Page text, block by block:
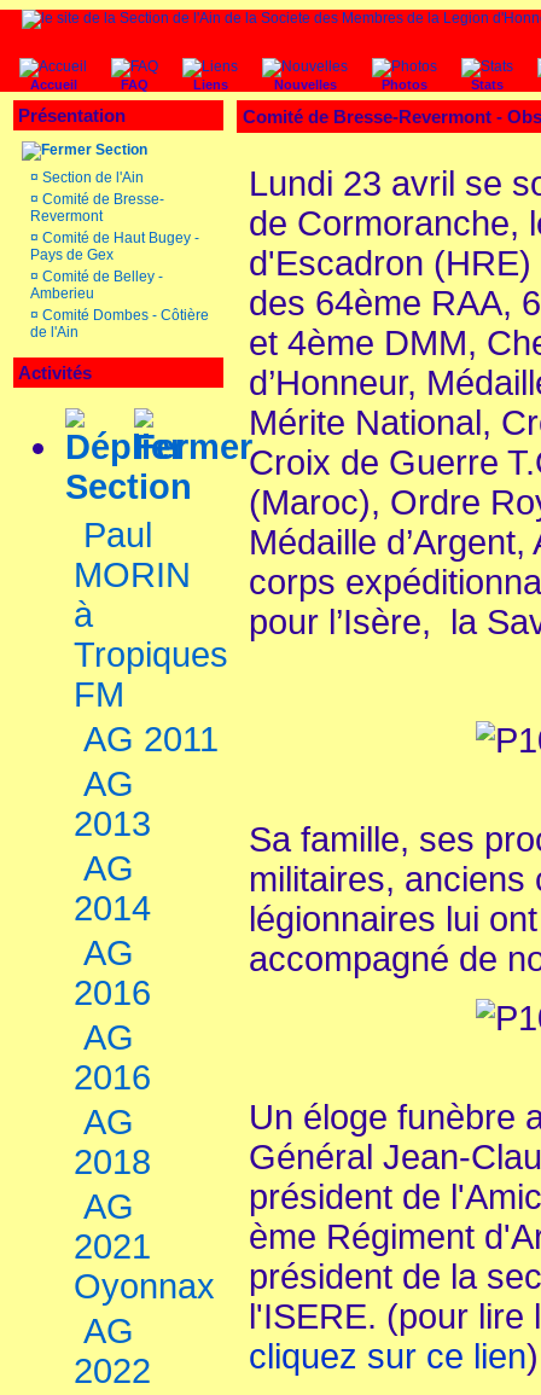
Accueil FAQ Liens Nouvelles Photos Stats
Présentation
Section
¤ Section de l'Ain
¤ Comité de Bresse-
Revermont
¤ Comité de Haut Bugey -
Pays de Gex
¤ Comité de Belley -
Amberieu
¤ Comité Dombes - Côtière
de l'Ain
Activités
Section
Paul
MORIN
à
Tropiques
FM
AG 2011
AG
2013
AG
2014
AG
2016
AG
2016
AG
2018
AG
2021
Oyonnax
AG
2022
Comité de Bresse-Revermont -
Lundi 23 avril se
de Cormoranche,
d'Escadron
des 64ème RAA,
et 4ème DMM,
d’Honneur,
Mérite National,
Croix de Guerre
(Maroc), Ordre
Médaille
corps
pour l’Isère, la
Sa famille, ses
militaires,
légionnaires lui
accompagné de
Un éloge funèbre
Général Jean-
président de
ème Régiment
président de la
l'ISERE. (pour lire
cliquez sur ce lien)